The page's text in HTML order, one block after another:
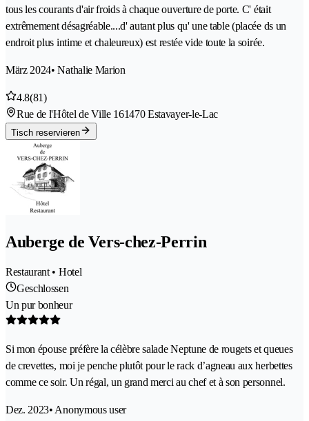
tous les courants d'air froids à chaque ouverture de porte. C' était
extrêmement désagréable....d' autant plus qu' une table (placée ds un
endroit plus intime et chaleureux) est restée vide toute la soirée.
März 2024• Nathalie Marion
4.8(81)
Rue de l'Hôtel de Ville 161470 Estavayer-le-Lac
Tisch reservieren
Auberge de Vers-chez-Perrin
Restaurant • Hotel
Geschlossen
Un pur bonheur
Si mon épouse préfère la célèbre salade Neptune de rougets et queues
de crevettes, moi je penche plutôt pour le rack d’agneau aux herbettes
comme ce soir. Un régal, un grand merci au chef et à son personnel.
Dez. 2023• Anonymous user